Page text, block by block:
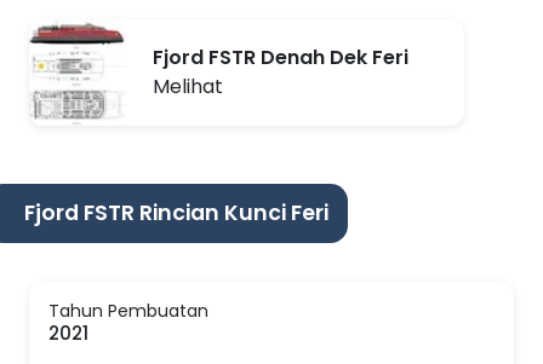
Fjord FSTR Denah Dek Feri
Melihat
Fjord FSTR Rincian Kunci Feri
Tahun Pembuatan
2021